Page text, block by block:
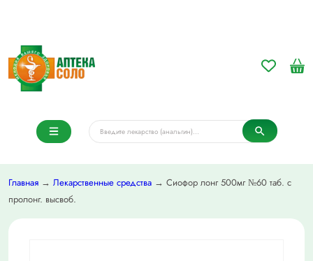
Главная → Лекарственные средства → Сиофор лонг 500мг №60 таб. с
пролонг. высвоб.